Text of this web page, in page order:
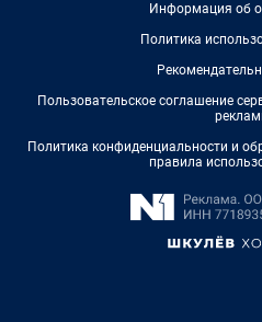
Информация об
Политика
Пользовательское соглашение
Политика конфиденциальности и
правила